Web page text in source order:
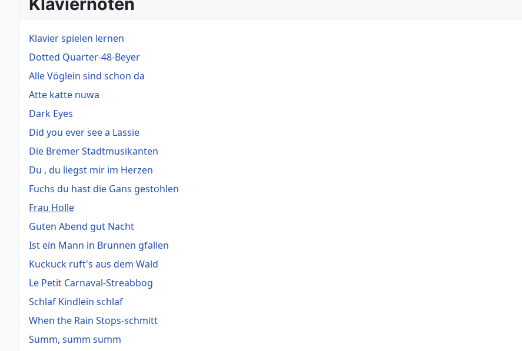
Klavier spielen lernen
Dotted Quarter-48-Beyer
Alle Vöglein sind schon da
Atte katte nuwa
Dark Eyes
Did you ever see a Lassie
Die Bremer Stadtmusikanten
Du , du liegst mir im Herzen
Fuchs du hast die Gans gestohlen
Frau Holle
Guten Abend gut Nacht
Ist ein Mann in Brunnen gfallen
Kuckuck ruft's aus dem Wald
Le Petit Carnaval-Streabbog
Schlaf Kindlein schlaf
When the Rain Stops-schmitt
Summ, summ summ